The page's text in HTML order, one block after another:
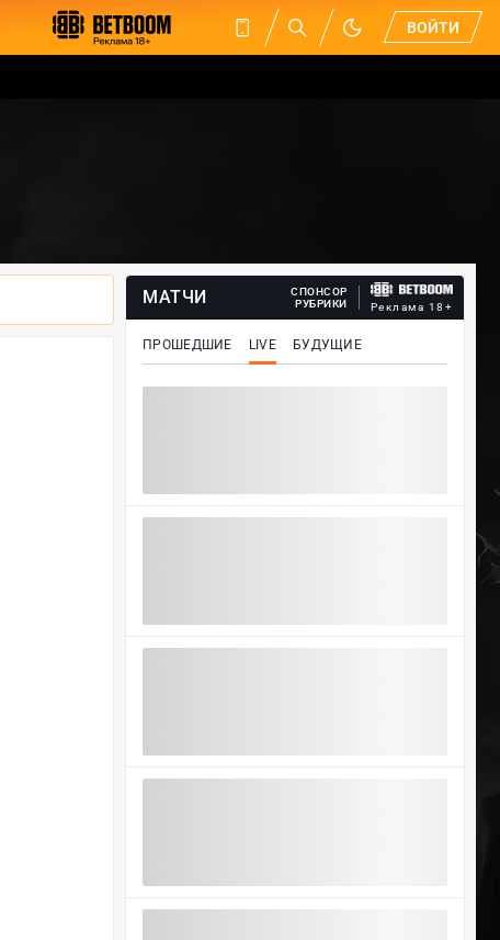
ВОЙТИ
МАТЧИ
СПОНСОР
РУБРИКИ
Реклама 18+
ПРОШЕДШИЕ LIVE БУДУЩИЕ